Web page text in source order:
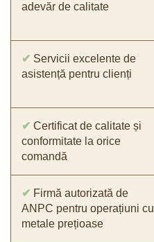
adevăr de calitate
✔ Servicii excelente de
asistență pentru clienți
✔ Certificat de calitate și
conformitate la orice
comandă
✔ Firmă autorizată de
ANPC pentru operațiuni cu
metale prețioase